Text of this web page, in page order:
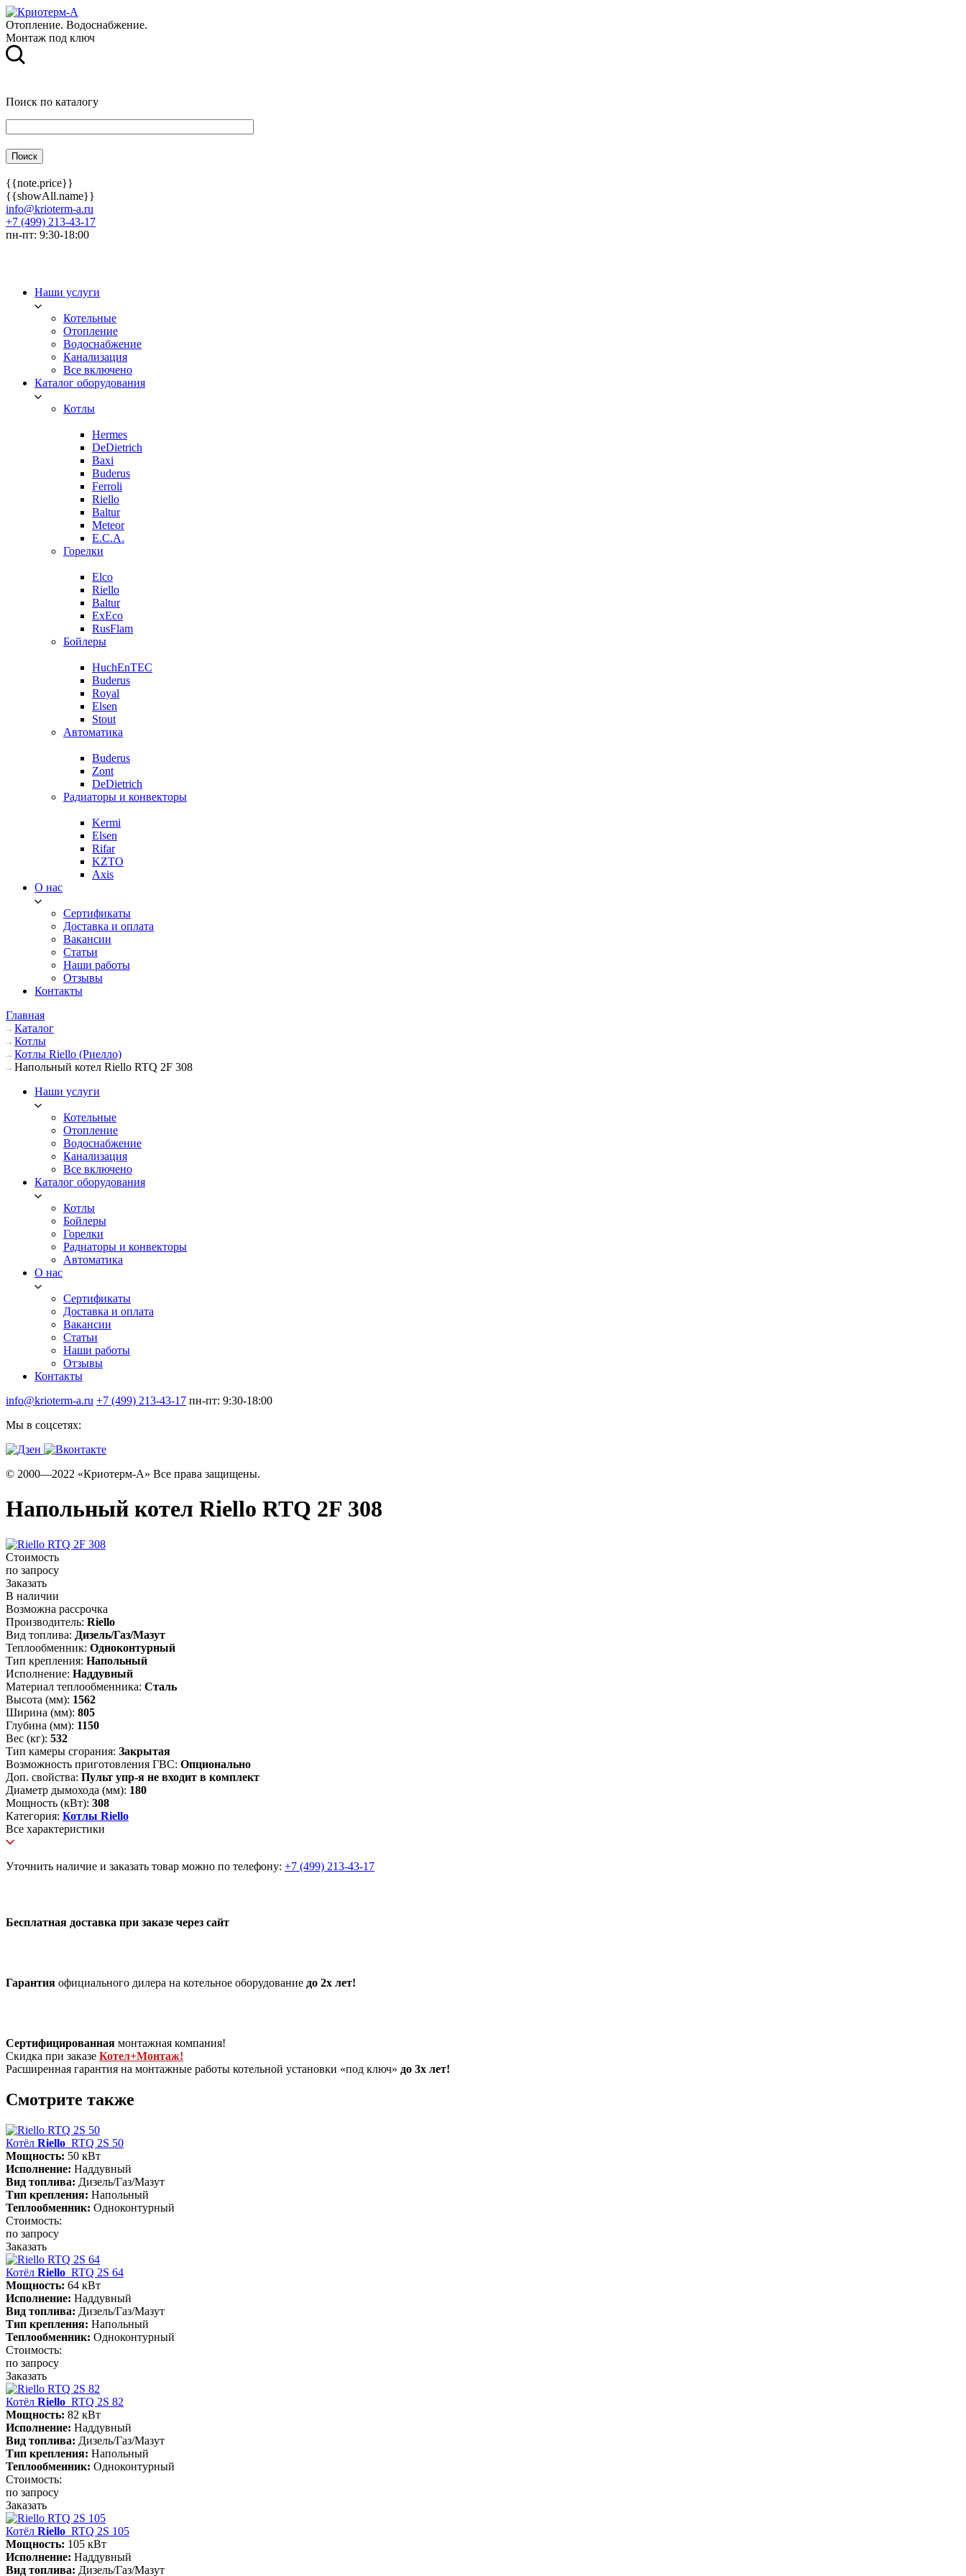
Отопление. Водоснабжение.
Монтаж под ключ
Поиск по каталогу
{{note.price}}
{{showAll.name}}
info@krioterm-a.ru
+7 (499) 213-43-17
пн-пт: 9:30-18:00
Наши услуги
Котельные
Отопление
Водоснабжение
Канализация
Все включено
Каталог оборудования
Котлы
Hermes
DeDietrich
Baxi
Buderus
Ferroli
Riello
Baltur
Meteor
E.C.A.
Горелки
Elco
Riello
Baltur
ExEco
RusFlam
Бойлеры
HuchEnTEC
Buderus
Royal
Elsen
Stout
Автоматика
Buderus
Zont
DeDietrich
Радиаторы и конвекторы
Kermi
Elsen
Rifar
KZTO
Axis
О нас
Сертификаты
Доставка и оплата
Вакансии
Статьи
Наши работы
Отзывы
Контакты
Главная
Каталог
Котлы
Котлы Riello (Риелло)
Напольный котел Riello RTQ 2F 308
Наши услуги
Котельные
Отопление
Водоснабжение
Канализация
Все включено
Каталог оборудования
Котлы
Бойлеры
Горелки
Радиаторы и конвекторы
Автоматика
О нас
Сертификаты
Доставка и оплата
Вакансии
Статьи
Наши работы
Отзывы
Контакты
info@krioterm-a.ru +7 (499) 213-43-17 пн-пт: 9:30-18:00
Мы в соцсетях:
© 2000—2022 «Криотерм-А» Все права защищены.
Напольный котел Riello RTQ 2F 308
Стоимость
по запросу
Заказать
В наличии
Возможна рассрочка
Производитель: Riello
Вид топлива: Дизель/Газ/Мазут
Теплообменник: Одноконтурный
Тип крепления: Напольный
Исполнение: Наддувный
Материал теплообменника: Сталь
Высота (мм): 1562
Ширина (мм): 805
Глубина (мм): 1150
Вес (кг): 532
Тип камеры сгорания: Закрытая
Возможность приготовления ГВС: Опционально
Доп. свойства: Пульт упр-я не входит в комплект
Диаметр дымохода (мм): 180
Мощность (кВт): 308
Категория: Котлы Riello
Все характеристики
Уточнить наличие и заказать товар можно по телефону: +7 (499) 213-43-17
Бесплатная доставка при заказе через сайт
Гарантия официального дилера на котельное оборудование до 2х лет!
Сертифицированная монтажная компания!
Скидка при заказе Котел+Монтаж!
Расширенная гарантия на монтажные работы котельной установки «под ключ» до 3х лет!
Смотрите также
Котёл Riello RTQ 2S 50
Мощность: 50 кВт
Исполнение: Наддувный
Вид топлива: Дизель/Газ/Мазут
Тип крепления: Напольный
Теплообменник: Одноконтурный
Стоимость:
по запросу
Заказать
Котёл Riello RTQ 2S 64
Мощность: 64 кВт
Исполнение: Наддувный
Вид топлива: Дизель/Газ/Мазут
Тип крепления: Напольный
Теплообменник: Одноконтурный
Стоимость:
по запросу
Заказать
Котёл Riello RTQ 2S 82
Мощность: 82 кВт
Исполнение: Наддувный
Вид топлива: Дизель/Газ/Мазут
Тип крепления: Напольный
Теплообменник: Одноконтурный
Стоимость:
по запросу
Заказать
Котёл Riello RTQ 2S 105
Мощность: 105 кВт
Исполнение: Наддувный
Вид топлива: Дизель/Газ/Мазут